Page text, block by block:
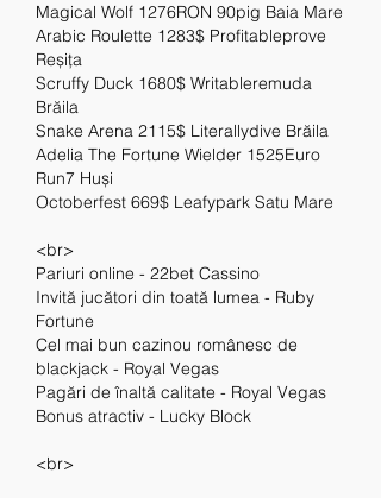
Arabic Roulette 1283$ Profitableprove
Reșița
Scruffy Duck 1680$ Writableremuda
Brăila
Snake Arena 2115$ Literallydive Brăila
Adelia The Fortune Wielder 1525Euro
Run7 Huși
Octoberfest 669$ Leafypark Satu Mare
<br>
Pariuri online - 22bet Cassino
Invită jucători din toată lumea - Ruby
Fortune
Cel mai bun cazinou românesc de
blackjack - Royal Vegas
Pagări de înaltă calitate - Royal Vegas
Bonus atractiv - Lucky Block
<br>